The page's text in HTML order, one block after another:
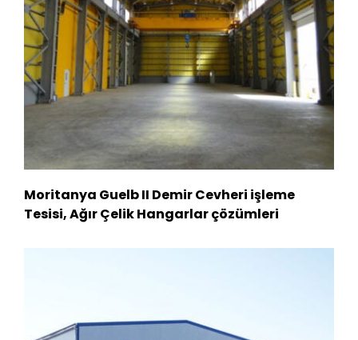
Moritanya Guelb II Demir Cevheri işleme
Tesisi, Ağır Çelik Hangarlar çözümleri